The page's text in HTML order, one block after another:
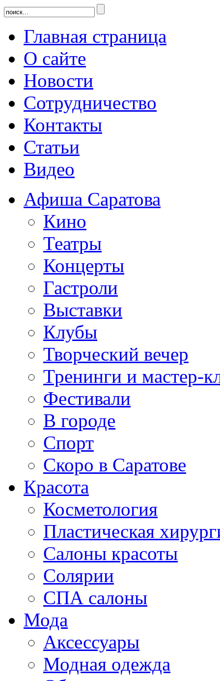
Главная страница
О сайте
Новости
Сотрудничество
Контакты
Статьи
Видео
Афиша Саратова
Кино
Театры
Концерты
Гастроли
Выставки
Клубы
Творческий вечер
Тренинги и мастер-
Фестивали
В городе
Спорт
Скоро в Саратове
Красота
Косметология
Пластическая
Салоны красоты
Солярии
СПА салоны
Мода
Аксессуары
Модная одежда